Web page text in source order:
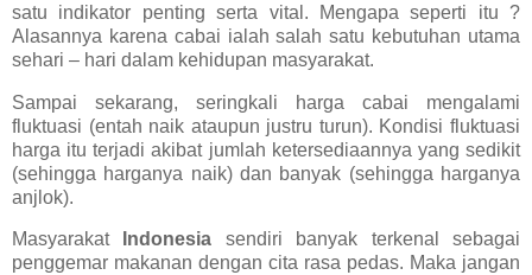
satu indikator penting serta vital. Mengapa seperti itu ?
Alasannya karena cabai ialah salah satu kebutuhan utama
sehari – hari dalam kehidupan masyarakat.
Sampai sekarang, seringkali harga cabai mengalami
fluktuasi (entah naik ataupun justru turun). Kondisi fluktuasi
harga itu terjadi akibat jumlah ketersediaannya yang sedikit
(sehingga harganya naik) dan banyak (sehingga harganya
anjlok).
Masyarakat Indonesia sendiri banyak terkenal sebagai
penggemar makanan dengan cita rasa pedas. Maka jangan